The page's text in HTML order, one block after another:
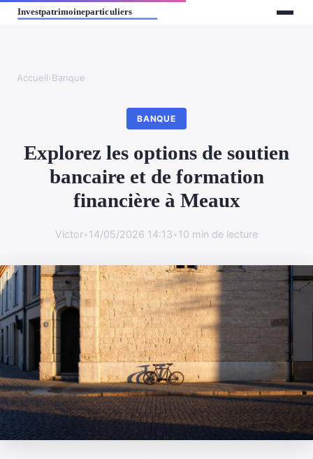
Accueil›Banque
BANQUE
Explorez les options de soutien
bancaire et de formation
financière à Meaux
Victor•14/05/2026 14:13•10 min de lecture